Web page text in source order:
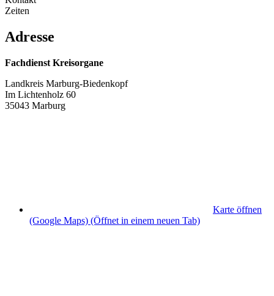
Zeiten
Adresse
Fachdienst Kreisorgane
Landkreis Marburg-Biedenkopf
Im Lichtenholz 60
35043 Marburg
Karte öffnen
(Google Maps) (Öffnet in einem neuen Tab)